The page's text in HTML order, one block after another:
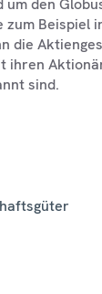
den
zum Beispiel
die
ihren
sind.